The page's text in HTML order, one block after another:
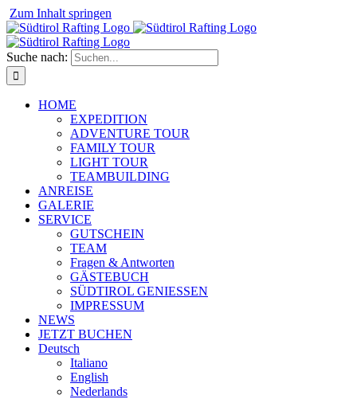
Zum Inhalt springen
Suche nach:
HOME
EXPEDITION
ADVENTURE TOUR
FAMILY TOUR
LIGHT TOUR
TEAMBUILDING
ANREISE
GALERIE
SERVICE
GUTSCHEIN
TEAM
Fragen & Antworten
GÄSTEBUCH
SÜDTIROL GENIESSEN
IMPRESSUM
NEWS
JETZT BUCHEN
Deutsch
Italiano
English
Nederlands